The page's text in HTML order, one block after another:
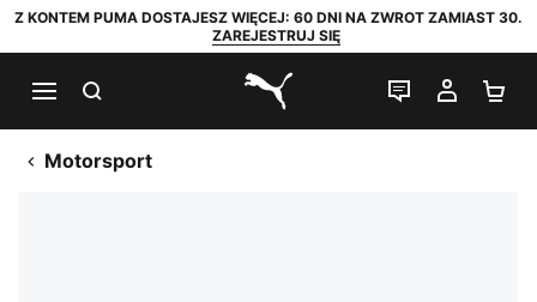
Z KONTEM PUMA DOSTAJESZ WIĘCEJ: 60 DNI NA ZWROT ZAMIAST 30.
ZAREJESTRUJ SIĘ
PUMA.com
CZAT NA
MOJE
Motorsport